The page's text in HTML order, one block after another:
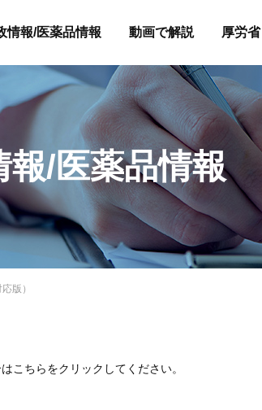
情報/医薬品情報 動画で解説 厚労
報/医薬品情報
版）
こちらをクリックしてください。